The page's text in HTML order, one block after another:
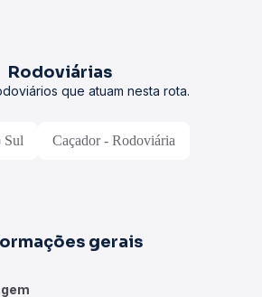
Rodoviárias
que atuam nesta rota.
Sul Caçador - Rodoviária
gerais